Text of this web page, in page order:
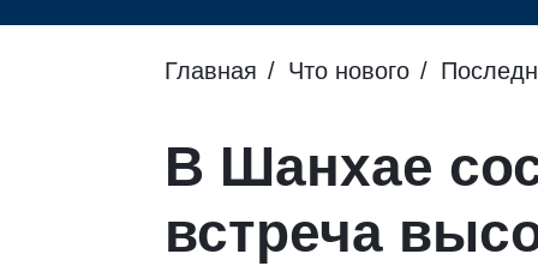
Главная Что нового
В Шанхае
встреча